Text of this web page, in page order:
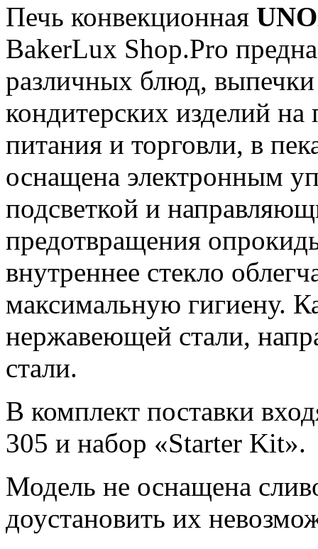
Печь конвекционная
BakerLux Shop.Pro
различных блюд,
кондитерских изделий
питания и торговли, в
оснащена электронным
подсветкой и
предотвращения
внутреннее стекло
максимальную гигиену.
нержавеющей стали,
стали.
В комплект поставки
305 и набор «Starter Kit».
Модель не оснащена
доустановить их